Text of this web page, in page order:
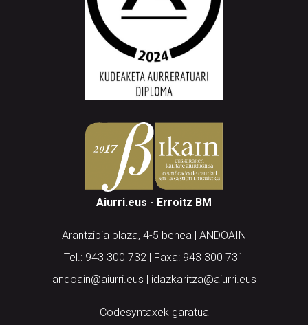
Aiurri.eus - Erroitz BM
Arantzibia plaza, 4-5 behea | ANDOAIN
Tel.: 943 300 732 | Faxa: 943 300 731
andoain@aiurri.eus | idazkaritza@aiurri.eus
Codesyntaxek garatua